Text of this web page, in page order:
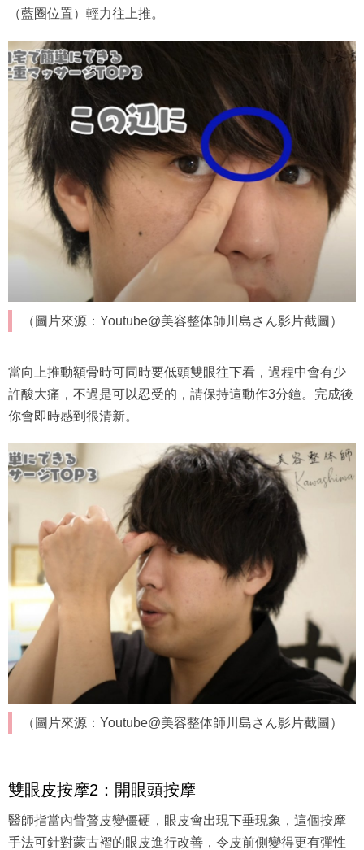
（藍圈位置）輕力往上推。
（圖片來源：Youtube@美容整体師川島さん影片截圖）
當向上推動額骨時可同時要低頭雙眼往下看，過程中會有少
許酸大痛，不過是可以忍受的，請保持這動作3分鐘。完成後
你會即時感到很清新。
（圖片來源：Youtube@美容整体師川島さん影片截圖）
雙眼皮按摩2：開眼頭按摩
醫師指當內眥贅皮變僵硬，眼皮會出現下垂現象，這個按摩
手法可針對蒙古褶的眼皮進行改善，令皮前側變得更有彈性